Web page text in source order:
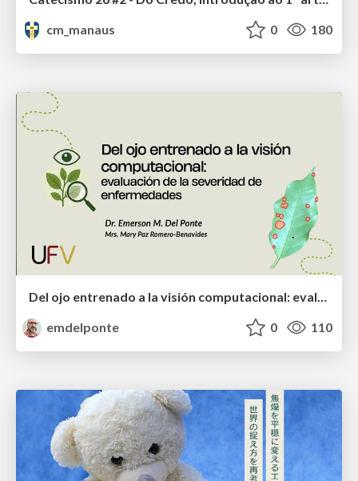
cm_manaus
0 180
Del ojo entrenado a la visión computacional: evaluación de la severidad de enfermedades
emdelponte
0 110